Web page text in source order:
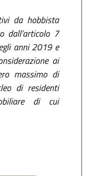
da hobbista
dall’articolo 7
anni 2019 e
ai
massimo di
di residenti
di cui